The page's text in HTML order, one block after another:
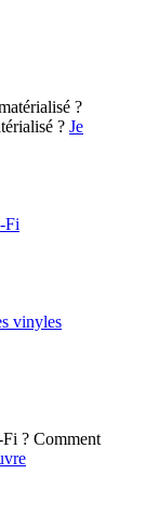
? Je
Fi
vinyles
Comment